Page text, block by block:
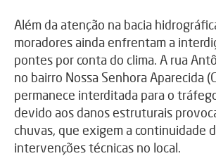
Além da atenção na bacia
moradores ainda enfrentam a
pontes por conta do clima. A rua
no bairro Nossa Senhora Aparecida
permanece interditada para o
devido aos danos estruturais
chuvas, que exigem a continuidade
intervenções técnicas no local.